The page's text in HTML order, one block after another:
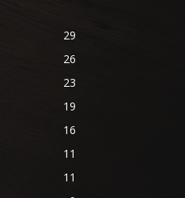
29
26
23
19
16
11
11